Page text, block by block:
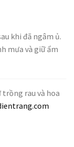
khi đã ngâm ủ.
mưa và giữ ẩm
trồng rau và hoa